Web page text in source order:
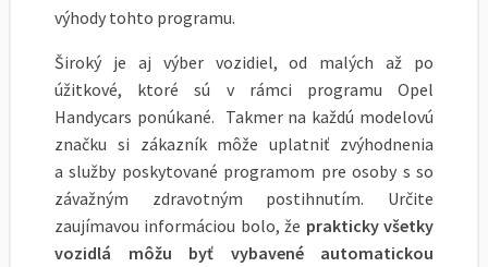
výhody tohto programu.
Široký je aj výber vozidiel, od malých až po
úžitkové, ktoré sú v rámci programu Opel
Handycars ponúkané. Takmer na každú modelovú
značku si zákazník môže uplatniť zvýhodnenia
a služby poskytované programom pre osoby s so
závažným zdravotným postihnutím. Určite
zaujímavou informáciou bolo, že prakticky všetky
vozidlá môžu byť vybavené automatickou